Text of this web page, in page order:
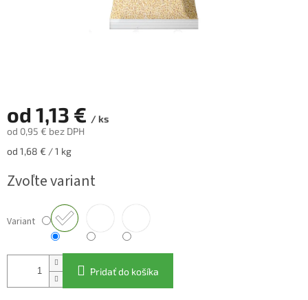
od 1,13 € / ks
od 0,95 € bez DPH
Jednotková
od 1,68 € / 1 kg
Zvoľte variant
Variant
Pridať do košíka